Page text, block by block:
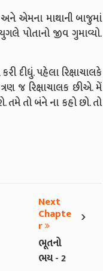
એમના માથાની બાજુમાં
પોતાનો જીવ ગુમાવ્યો.
દીધું. પહેલા રિક્ષાચાલકે
જ રિક્ષાચાલક છીએ. મેં
તમે તો બંને ના કહો છો. તો
›
Next
Chapte
r
ભૂતનો
ભય - 2